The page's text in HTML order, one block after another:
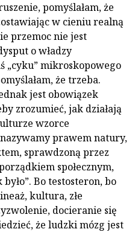
pomyślałam, że
w cieniu realną
przemoc nie jest
o władzy
„cyku” mikroskopowego
że trzeba.
jest obowiązek
zrozumieć, jak działają
wzorce
prawem natury,
sprawdzoną przez
społecznym,
Bo testosteron, bo
kultura, złe
docieranie się
że ludzki mózg jest